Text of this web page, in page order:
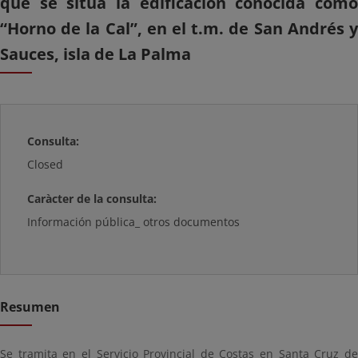
“Horno de la Cal”, en el t.m. de San Andrés y
Sauces, isla de La Palma
Consulta:
Closed
Caràcter de la consulta:
Información pública_ otros documentos
Resumen
Se tramita en el Servicio Provincial de Costas en Santa Cruz de